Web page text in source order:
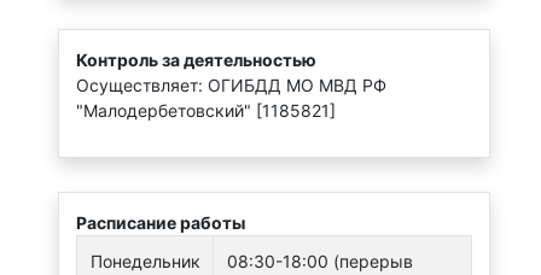
Контроль за деятельностью
Осуществляет: ОГИБДД МО МВД РФ
"Малодербетовский" [1185821]
Расписание работы
Понедельник
08:30-18:00 (перерыв